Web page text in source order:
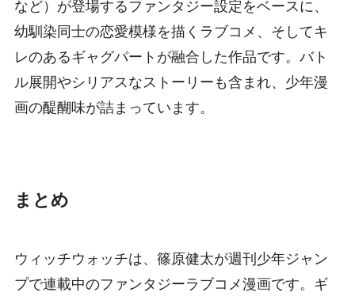
など）が登場するファンタジー設定をベースに、
幼馴染同士の恋愛模様を描くラブコメ、そしてキ
レのあるギャグパートが融合した作品です。バト
ル展開やシリアスなストーリーも含まれ、少年漫
画の醍醐味が詰まっています。
まとめ
ウィッチウォッチは、篠原健太が週刊少年ジャン
プで連載中のファンタジーラブコメ漫画です。ギ